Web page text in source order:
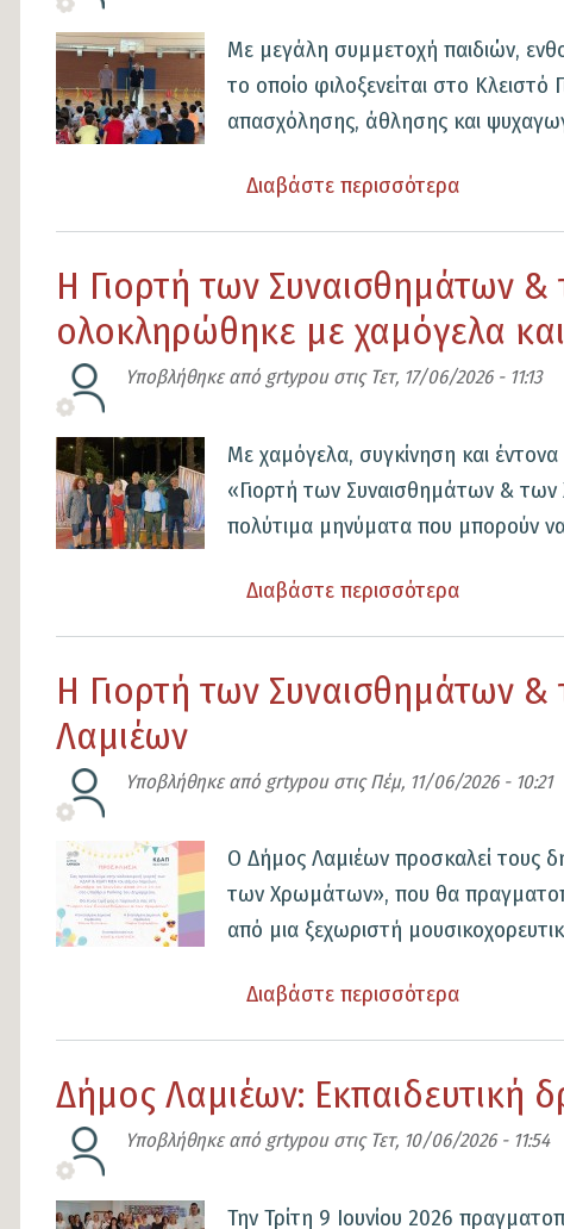
κληρονομιάς
δράση
ασφάλεια
των
ηλικιωμένων
κατά
τους
μήνες
Εικόνα
Με μεγάλη συμμετοχή παιδιών,
το οποίο φιλοξενείται στο
απασχόλησης, άθλησης και
Διαβάστε περισσότερα
Δήμαρχος
Λαμιέων
στο
παιδιών
στην
έναρξη
Camp
Η Γιορτή των Συναισθημάτων
ολοκληρώθηκε με χαμόγελα
Υποβλήθηκε από grtypouστις Τετ, 17/06/2026 - 11:13
Εικόνα
Με χαμόγελα, συγκίνηση και
«Γιορτή των Συναισθημάτων & των
πολύτιμα μηνύματα που μπορούν
Διαβάστε περισσότερα
Γιορτή
Χρωμάτων
από
ΜΕΑ
του
Η Γιορτή των Συναισθημάτων
Λαμιέων
Υποβλήθηκε από grtypouστιςΠέμ, 11/06/2026 - 10:21
Εικόνα
Ο Δήμος Λαμιέων προσκαλεί τους
των Χρωμάτων», που θα
από μια ξεχωριστή
Διαβάστε περισσότερα
Γιορτή
των
&
Δήμος Λαμιέων: Εκπαιδευτική
Υποβλήθηκε από grtypouστις Τετ, 10/06/2026 - 11:54
Εικόνα Την Τρίτη 9 Ιουνίου 2026